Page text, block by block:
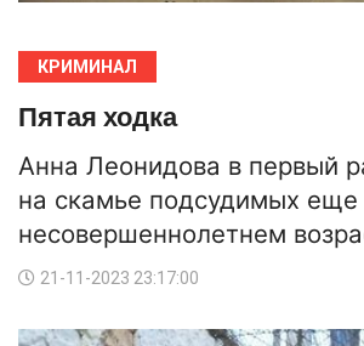
КРИМИНАЛ
Пятая ходка
Анна Леонидова в первый
на скамье подсудимых еще
несовершеннолетнем
21-11-2023 23:17:00